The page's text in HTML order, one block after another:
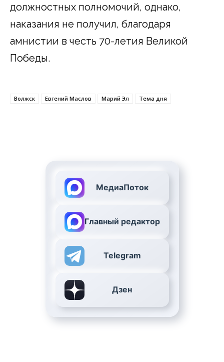
должностных полномочий, однако,
наказания не получил, благодаря
амнистии в честь 70-летия Великой
Победы.
Волжск Евгений Маслов Марий Эл Тема дня
МедиаПоток
Главный редактор
Telegram
Дзен